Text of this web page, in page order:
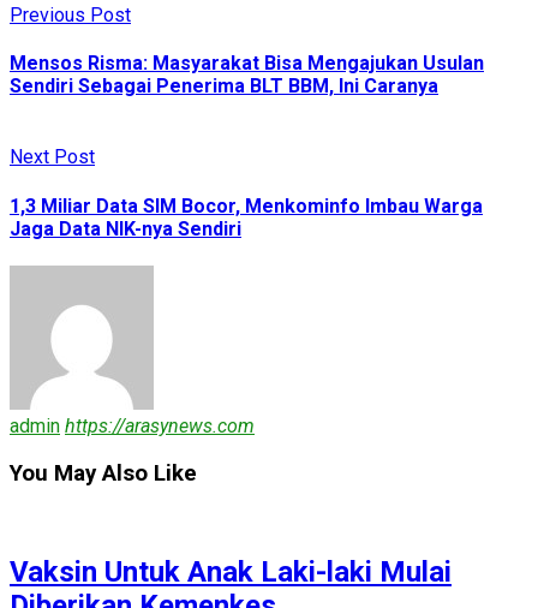
Previous Post
Mensos Risma: Masyarakat Bisa Mengajukan Usulan
Sendiri Sebagai Penerima BLT BBM, Ini Caranya
Next Post
1,3 Miliar Data SIM Bocor, Menkominfo Imbau Warga
Jaga Data NIK-nya Sendiri
admin https://arasynews.com
You May Also Like
Vaksin Untuk Anak Laki-laki Mulai